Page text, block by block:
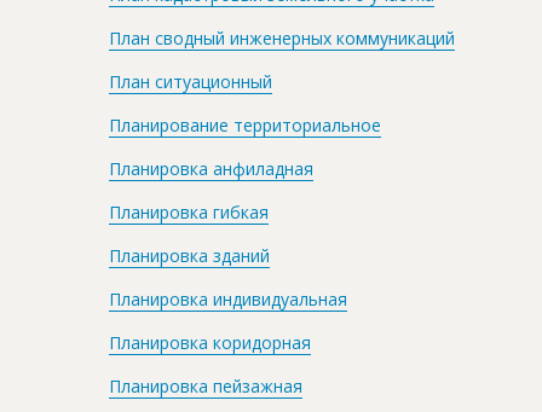
План сводный инженерных коммуникаций
План ситуационный
Планирование территориальное
Планировка анфиладная
Планировка гибкая
Планировка зданий
Планировка индивидуальная
Планировка коридорная
Планировка пейзажная